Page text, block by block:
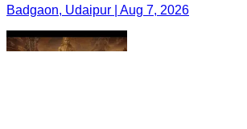
Badgaon, Udaipur | Aug 7, 2026